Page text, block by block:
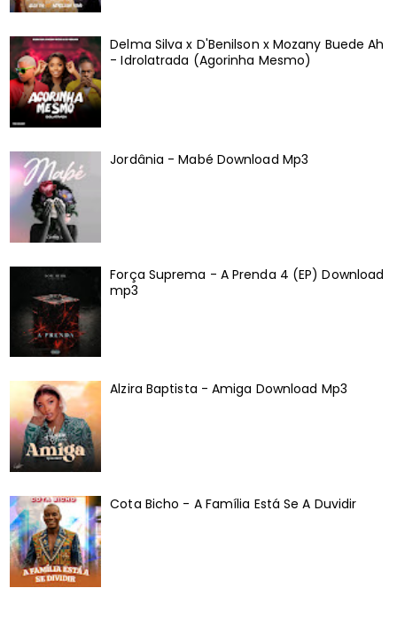
Delma Silva x D'Benilson x Mozany Buede Ah
- Idrolatrada (Agorinha Mesmo)
Jordânia - Mabé Download Mp3
Força Suprema - A Prenda 4 (EP) Download
mp3
Alzira Baptista - Amiga Download Mp3
Cota Bicho - A Família Está Se A Duvidir